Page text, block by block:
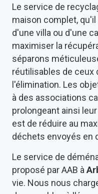
Le service de
maison complet,
d'une villa ou d'une
maximiser la
séparons
réutilisables de ceux
l'élimination. Les
à des associations
prolongeant ainsi
est de réduire au
déchets envoyés en
Le service de
proposé par AAB à
vie. Nous nous